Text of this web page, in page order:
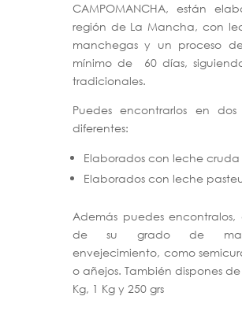
CAMPOMANCHA, están
región de La Mancha, con
manchegas y un proceso
mínimo de 60 días,
tradicionales.
Puedes encontrarlos en
diferentes:
Elaborados con leche cruda
Elaborados con leche
Además puedes
de su grado de
envejecimiento, como
o añejos. También dispones
Kg, 1 Kg y 250 grs